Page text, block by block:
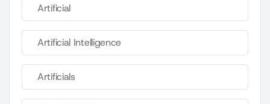
Artificial
Artificial Intelligence
Artificials